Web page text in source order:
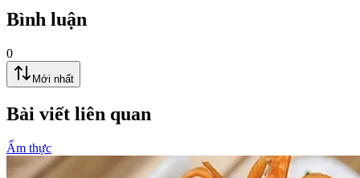
Bình luận
0
Mới nhất
Bài viết liên quan
Ẩm thực